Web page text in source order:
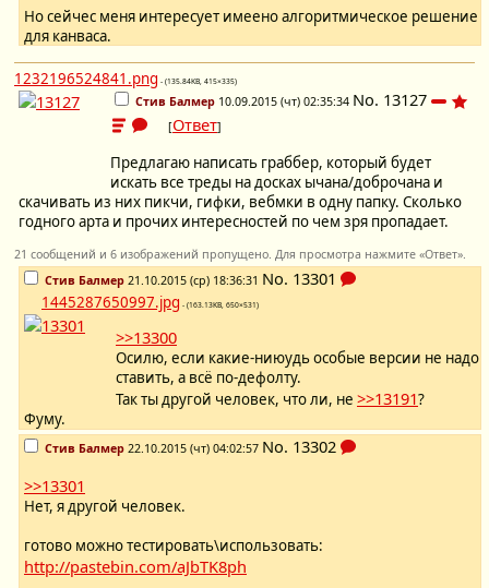
Но сейчес меня интересует имеено алгоритмическое решение
для канваса.
1232196524841.png - (135.84KB, 415×335)
Стив Балмер 10.09.2015 (чт) 02:35:34 No. 13127
[Ответ]
Предлагаю написать граббер, который будет
искать все треды на досках ычана/доброчана и
скачивать из них пикчи, гифки, вебмки в одну папку. Сколько
годного арта и прочих интересностей по чем зря пропадает.
21 сообщений и 6 изображений пропущено. Для просмотра нажмите «Ответ».
Стив Балмер 21.10.2015 (ср) 18:36:31 No. 13301
1445287650997.jpg - (163.13KB, 650×531)
>>13300
Осилю, если какие-ниюудь особые версии не надо
ставить, а всё по-дефолту.
Так ты другой человек, что ли, не >>13191?
Фуму.
Стив Балмер 22.10.2015 (чт) 04:02:57 No. 13302
>>13301
Нет, я другой человек.
готово можно тестировать\использовать:
http://pastebin.com/aJbTK8ph